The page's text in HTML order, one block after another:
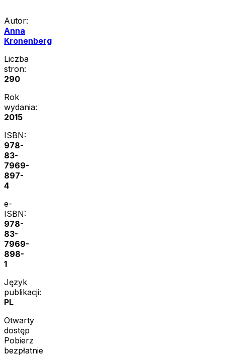
Autor:
Anna
Kronenberg
Liczba
stron:
290
Rok
wydania:
2015
ISBN:
978-
83-
7969-
897-
4
e-
ISBN:
978-
83-
7969-
898-
1
Język
publikacji:
PL
Otwarty
dostęp
Pobierz
bezpłatnie